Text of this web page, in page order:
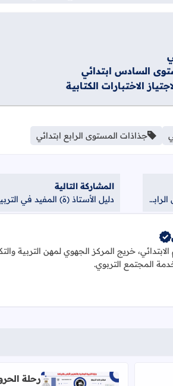
السادس ابتدائي
الاختبارات الكتابية
جذاذات المستوى الرابع ابتدائي
دليل الأستاذ (ة) المنير في التربية الإسلامية المستوى الرابع ابتدائي
المشاركة التالية
خريج المركز الجهوي لمهن التربية
المجتمع التربوي.
رحلة